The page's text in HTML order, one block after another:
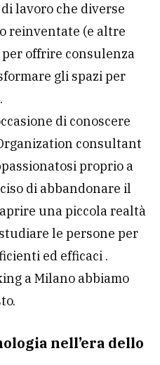
lavoro che diverse
reinventate (e altre
offrire consulenza
gli spazi per
di conoscere
consultant
proprio a
di abbandonare il
una piccola realtà
le persone per
ed efficaci .
a Milano abbiamo
nell’era dello